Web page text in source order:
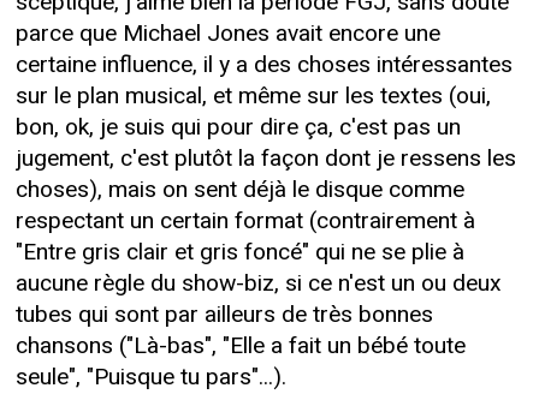
parce que Michael Jones avait encore une
certaine influence, il y a des choses intéressantes
sur le plan musical, et même sur les textes (oui,
bon, ok, je suis qui pour dire ça, c'est pas un
jugement, c'est plutôt la façon dont je ressens les
choses), mais on sent déjà le disque comme
respectant un certain format (contrairement à
"Entre gris clair et gris foncé" qui ne se plie à
aucune règle du show-biz, si ce n'est un ou deux
tubes qui sont par ailleurs de très bonnes
chansons ("Là-bas", "Elle a fait un bébé toute
seule", "Puisque tu pars"...).